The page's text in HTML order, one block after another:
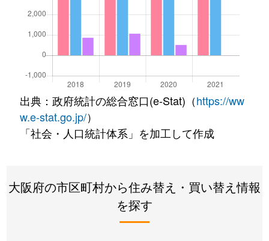
出典：政府統計の総合窓口(e-Stat)（https://ww
w.e-stat.go.jp/）
「社会・人口統計体系」を加工して作成
大阪府の市区町村から住み替え・買い替え情報
を探す